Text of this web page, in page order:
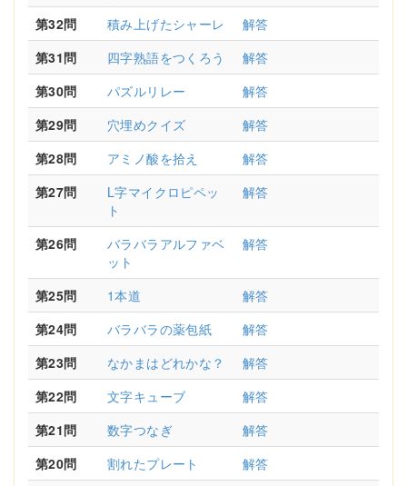
第32問 積み上げたシャーレ
解答
第31問
四字熟語をつくろう
解答
第30問
パズルリレー
解答
第29問
穴埋めクイズ
解答
第28問
アミノ酸を拾え
解答
第27問
L字マイクロピペッ
ト
解答
第26問
バラバラアルファベ
ット
解答
第25問 1本道
解答
第24問
バラバラの薬包紙
解答
第23問
なかまはどれかな？
解答
第22問
文字キューブ
解答
第21問
数字つなぎ
解答
第20問
割れたプレート
解答